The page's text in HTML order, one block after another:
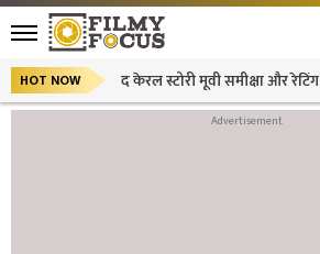
HOT NOW द केरल स्टोरी मूवी समीक्षा और रेटिंग